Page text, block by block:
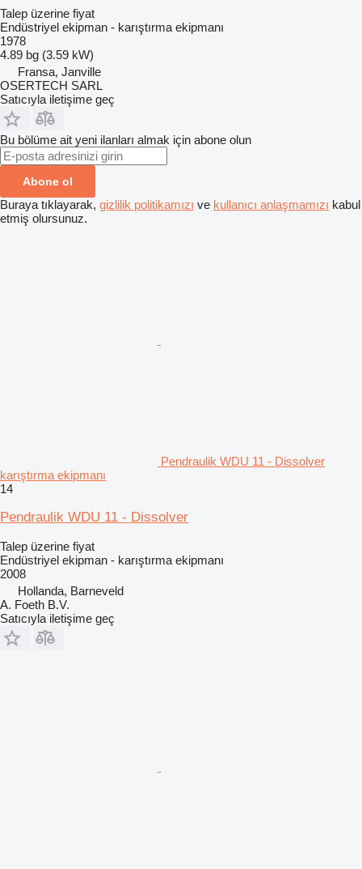
Talep üzerine fiyat
Endüstriyel ekipman - karıştırma ekipmanı
1978
4.89 bg (3.59 kW)
Fransa, Janville
OSERTECH SARL
Satıcıyla iletişime geç
Bu bölüme ait yeni ilanları almak için abone olun
Abone ol
Buraya tıklayarak, gizlilik politikamızı ve kullanıcı anlaşmamızı kabul
etmiş olursunuz.
Pendraulik WDU 11 - Dissolver
karıştırma ekipmanı
14
Pendraulik WDU 11 - Dissolver
Talep üzerine fiyat
Endüstriyel ekipman - karıştırma ekipmanı
2008
Hollanda, Barneveld
A. Foeth B.V.
Satıcıyla iletişime geç